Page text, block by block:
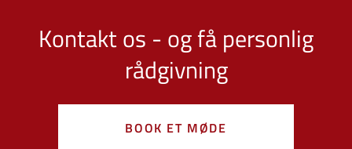
Kontakt os - og få personlig
rådgivning
BOOK ET MØDE